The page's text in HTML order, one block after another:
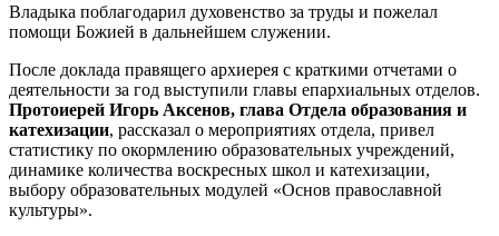
Владыка поблагодарил духовенство за труды и пожелал
помощи Божией в дальнейшем служении.
После доклада правящего архиерея с краткими отчетами о
деятельности за год выступили главы епархиальных отделов.
Протоиерей Игорь Аксенов, глава Отдела образования и
катехизации, рассказал о мероприятиях отдела, привел
статистику по окормлению образовательных учреждений,
динамике количества воскресных школ и катехизации,
выбору образовательных модулей «Основ православной
культуры».